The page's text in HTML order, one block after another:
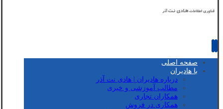
صفحه اصلی
با هادیران
درباره هادیران | هادی نت آذر
مطالب آموزشی و خبری
همکاران تجاری
همکاری در فروش